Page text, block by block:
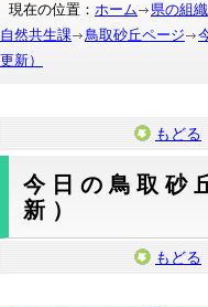
現在の位置： ホーム 県の組
自然共生課
鳥取砂丘ページ
更新）
もどる
今日の鳥取砂
新）
もどる